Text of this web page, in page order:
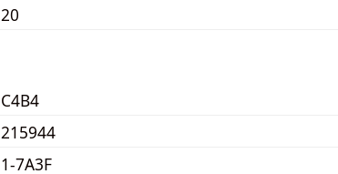
20
C4B4
215944
1-7A3F